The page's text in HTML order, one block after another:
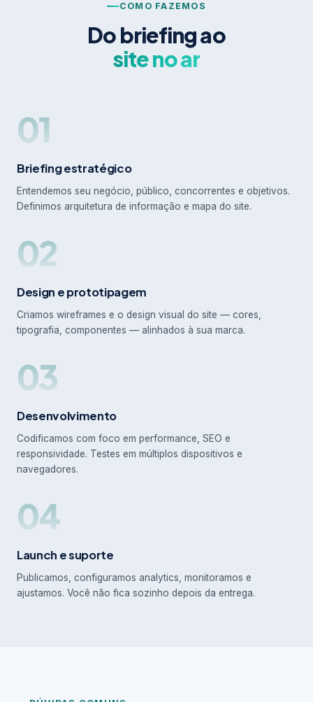
COMO FAZEMOS
Do briefing ao
site no ar
01
Briefing estratégico
Entendemos seu negócio, público, concorrentes e objetivos.
Definimos arquitetura de informação e mapa do site.
02
Design e prototipagem
Criamos wireframes e o design visual do site — cores,
tipografia, componentes — alinhados à sua marca.
03
Desenvolvimento
Codificamos com foco em performance, SEO e
responsividade. Testes em múltiplos dispositivos e
navegadores.
04
Launch e suporte
Publicamos, configuramos analytics, monitoramos e
ajustamos. Você não fica sozinho depois da entrega.